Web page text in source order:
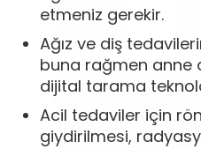
etmeniz gerekir.
Ağız ve diş
buna rağmen anne
dijital tarama
Acil tedaviler için
giydirilmesi,